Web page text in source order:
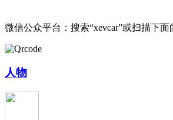
微信公众平台：搜索“xevcar”或扫描下面
人物